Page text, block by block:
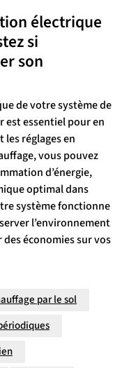
électrique
si
son
de votre système de
est essentiel pour en
réglages en
vous pouvez
d’énergie,
optimal dans
système fonctionne
l’environnement
économies sur vos
par le sol